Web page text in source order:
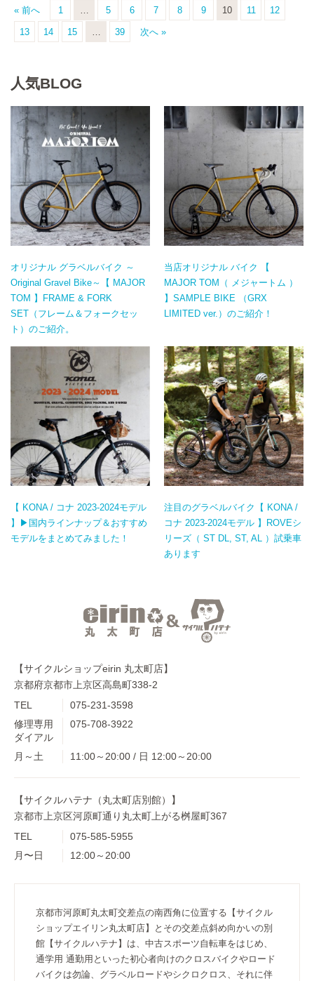
« 前へ 1 5 6 7 8 9 10 11 12
13 14 15 39 次へ »
人気BLOG
オリジナル グラベルバイク ～
Original Gravel Bike～【 MAJOR
TOM 】FRAME & FORK
SET（フレーム＆フォークセッ
ト）のご紹介。
当店オリジナル バイク 【
MAJOR TOM（ メジャートム ）
】SAMPLE BIKE （GRX
LIMITED ver.）のご紹介！
【 KONA / コナ 2023-2024モデル
】▶国内ラインナップ＆おすすめ
モデルをまとめてみました！
注目のグラベルバイク【 KONA /
コナ 2023-2024モデル 】ROVEシ
リーズ（ ST DL, ST, AL ）試乗車
あります
【サイクルショップeirin 丸太町店】
京都府京都市上京区高島町338-2
TEL
075-231-3598
修理専用
ダイアル
075-708-3922
月～土 11:00～20:00 / 日 12:00～20:00
【サイクルハテナ（丸太町店別館）】
京都市上京区河原町通り丸太町上がる桝屋町367
TEL
075-585-5955
月〜日
12:00～20:00
京都市河原町丸太町交差点の南西角に位置する【サイクル
ショップエイリン丸太町店】とその交差点斜め向かいの別
館【サイクルハテナ】は、中古スポーツ自転車をはじめ、
通学用 通勤用といった初心者向けのクロスバイクやロード
バイクは勿論、グラベルロードやシクロクロス、それに伴